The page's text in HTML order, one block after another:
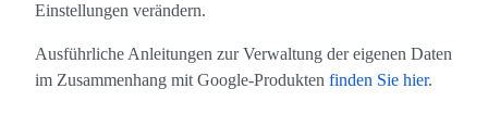
Einstellungen verändern.
Ausführliche Anleitungen zur Verwaltung der eigenen Daten
im Zusammenhang mit Google-Produkten finden Sie hier.